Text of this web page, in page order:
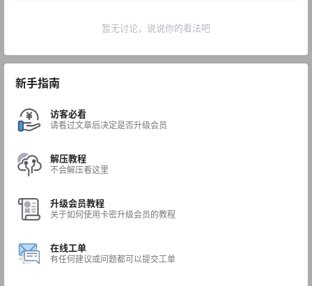
暂无讨论，说说你的看法吧
新手指南
访客必看
请看过文章后决定是否升级会员
解压教程
不会解压看这里
升级会员教程
关于如何使用卡密升级会员的教程
在线工单
有任何建议或问题都可以提交工单